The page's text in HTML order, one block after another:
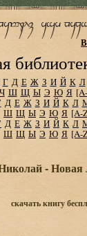
Г Д Е Ж З И Й К Л
Ч Ш Щ Ы Э Ю Я
Д Е Ж З И Й К Л
Ш Щ Ы Э Ю Я [A-
Д Е Ж З И Й К Л
Ш Щ Ы Э Ю Я [A-
- Новая
скачать книгу